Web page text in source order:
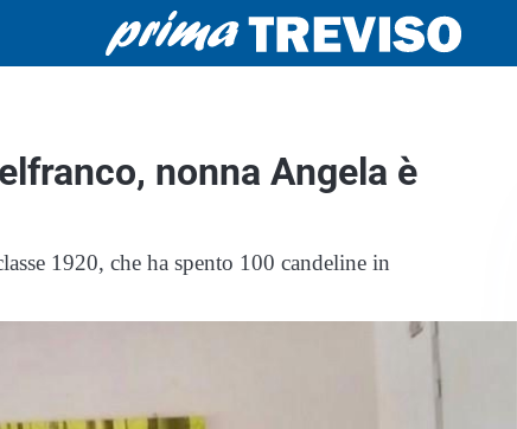
nonna Angela è
1920, che ha spento 100 candeline in